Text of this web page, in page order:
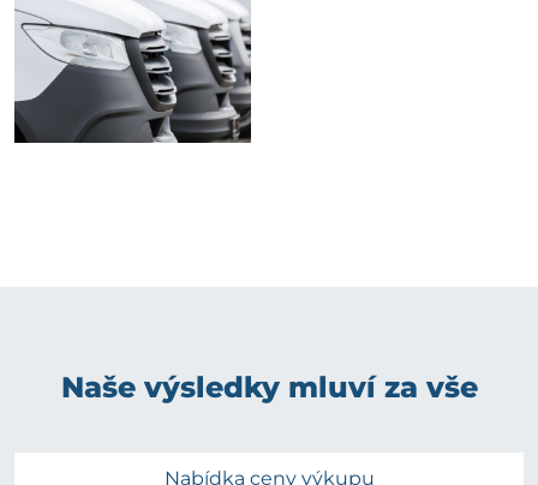
Naše výsledky mluví za vše
Nabídka ceny výkupu